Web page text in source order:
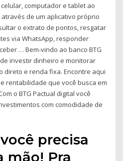
computador e tablet ao
de um aplicativo próprio
o extrato de pontos, resgatar
via WhatsApp, responder
… Bem-vindo ao banco BTG
investir dinheiro e monitorar
direto e renda fixa. Encontre aqui
rentabilidade que você busca em
o BTG Pactual digital você
com comodidade de
precisa
mão! Pra